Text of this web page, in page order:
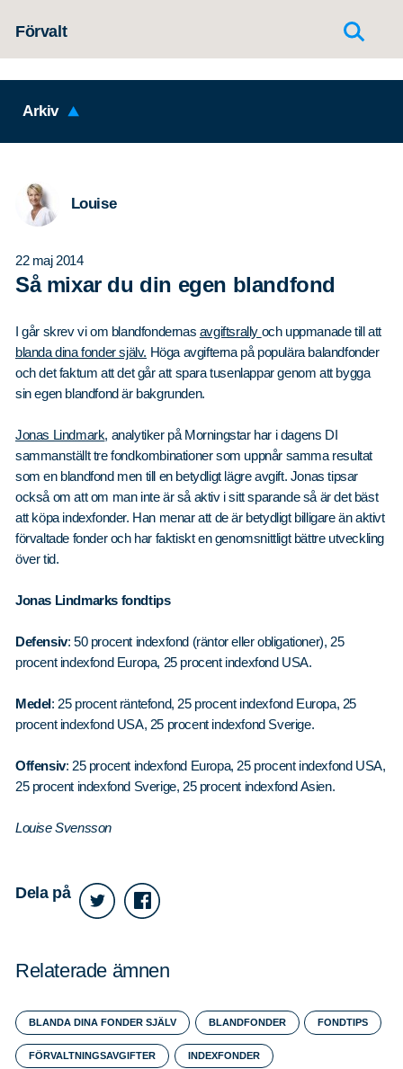
Förvalt
Arkiv
Louise
22 maj 2014
Så mixar du din egen blandfond
I går skrev vi om blandfondernas avgiftsrally och uppmanade till att
blanda dina fonder själv. Höga avgifterna på populära balandfonder
och det faktum att det går att spara tusenlappar genom att bygga
sin egen blandfond är bakgrunden.
Jonas Lindmark, analytiker på Morningstar har i dagens DI
sammanställt tre fondkombinationer som uppnår samma resultat
som en blandfond men till en betydligt lägre avgift. Jonas tipsar
också om att om man inte är så aktiv i sitt sparande så är det bäst
att köpa indexfonder. Han menar att de är betydligt billigare än aktivt
förvaltade fonder och har faktiskt en genomsnittligt bättre utveckling
över tid.
Jonas Lindmarks fondtips
Defensiv: 50 procent indexfond (räntor eller obligationer), 25
procent indexfond Europa, 25 procent indexfond USA.
Medel: 25 procent räntefond, 25 procent indexfond Europa, 25
procent indexfond USA, 25 procent indexfond Sverige.
Offensiv: 25 procent indexfond Europa, 25 procent indexfond USA,
25 procent indexfond Sverige, 25 procent indexfond Asien.
Louise Svensson
Dela på
Relaterade ämnen
BLANDA DINA FONDER SJÄLV BLANDFONDER FONDTIPS
FÖRVALTNINGSAVGIFTER INDEXFONDER